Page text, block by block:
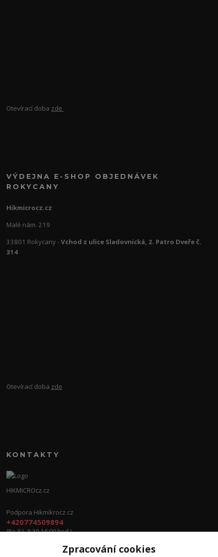
Otevírací doba zde
VÝDEJNA E-SHOP OBJEDNÁVEK
ROKYCANY
Hikmicrocz.cz
Malé nám. 219
33801 Rokycany -Vchod z ulice Sladovnická, 2. Patro Dveře č.
314
Otevírací doba zde
KONTAKTY
HIKMICROcz.cz
Podpora Hikmikrocz.cz
+420774509894
(Po-Pá, 8:30-16:00 hod.)
info@hikmicrocz.cz
Zpracování cookies